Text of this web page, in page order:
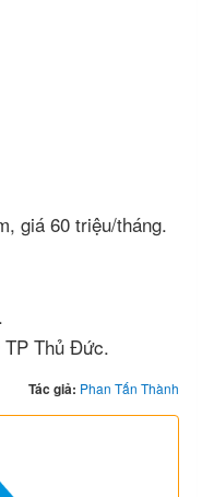
giá 60 triệu/tháng.
TP Thủ Đức.
Tác giả: Phan Tấn Thành